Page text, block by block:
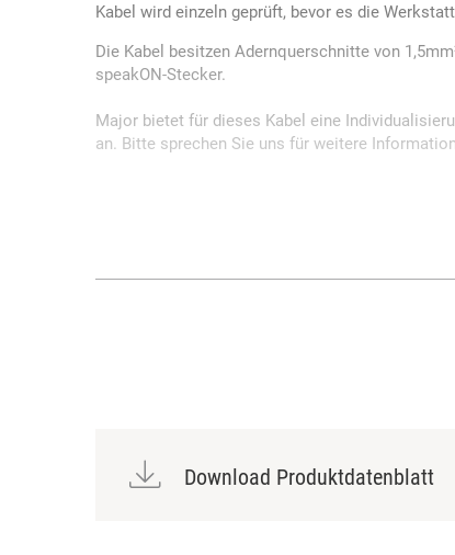
Kabel wird einzeln geprüft, bevor es die
Die Kabel besitzen Adernquerschnitte von
speakON-Stecker.
Major bietet für dieses Kabel eine
an. Bitte sprechen Sie uns für weitere
Download Produktdatenblatt